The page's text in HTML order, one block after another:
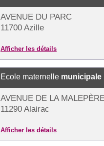
AVENUE DU PARC
11700 Azille
Afficher les détails
Ecole maternelle municipale
AVENUE DE LA
11290 Alairac
Afficher les détails